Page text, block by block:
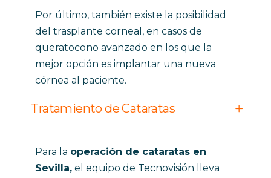
Por último, también existe la posibilidad
del trasplante corneal, en casos de
queratocono avanzado en los que la
mejor opción es implantar una nueva
córnea al paciente.
Tratamiento de Cataratas
Para la operación de cataratas en
Sevilla, el equipo de Tecnovisión lleva